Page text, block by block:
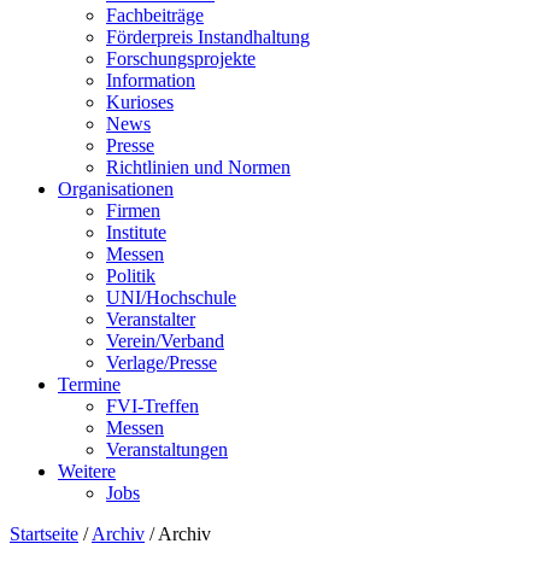
Fachbeiträge
Förderpreis Instandhaltung
Forschungsprojekte
Information
Kurioses
News
Presse
Richtlinien und Normen
Organisationen
Firmen
Institute
Messen
Politik
UNI/Hochschule
Veranstalter
Verein/Verband
Verlage/Presse
Termine
FVI-Treffen
Messen
Veranstaltungen
Weitere
Jobs
Startseite /Archiv /Archiv